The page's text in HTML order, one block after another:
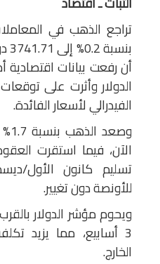
تراجع الذهب في
أن رفعت بيانات
الدولار وأثرت على
الفيدرالي لأسعار الفائدة.
الآن، فيما استقرت
للأونصة دون تغيير.
ويحوم مؤشر الدولار
3 أسابيع، مما يزيد
الخارج.